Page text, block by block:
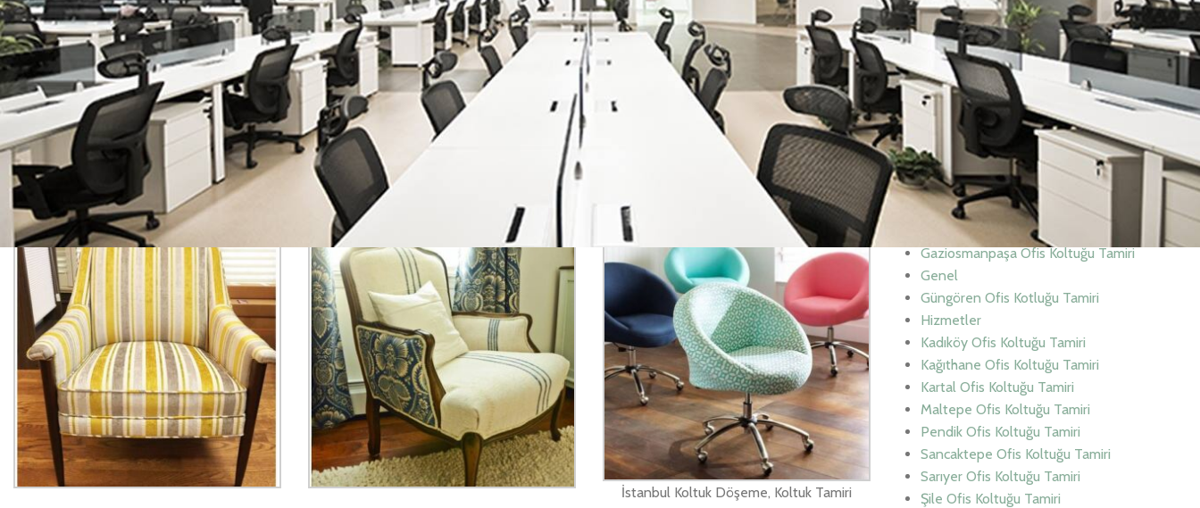
yaptırabilirsiniz. Yaptığımız tüm işlemleri, söz verdiğimiz tarihte ücretsiz nakliye ile teslim ediyoruz.
Ofis koltuk tamiri işleri
Yeşilbağlar Ofis Koltuk Tamiri olarak, ofisinizde ve evinizde kullandığınız yıpranmış, eskimiş, kırılmış ve benzeri durumlardaki koltuk takımlarınızı
yerinizden alıyoruz. Değişiklik yapılması istediğiniz Yeşilbağlar ofis koltuğu tamiri yerlerini dilediğiniz şekilde değiştiriyoruz. Kumaşlarımızdan
beğendiğinizi seçiyorsunuz, değişimini de yaptıktan sonra evinize/işyerinize teslim ediyoruz. Yeşilbağlar ofis koltuk tamiratı yaparak koltuk
takımlarınız ilk aldığınız gün gibi yeni bir görünüme kavuşturuyoruz. Yeşilbağlar ofis koltuğu tamiratı uygulamalarında ücretsiz servis araçlarımız ile
her zaman hizmetinizdeyiz.
İstanbul Koltuk Döşeme, Koltuk Tamiri
Beşiktaş Ofis Koltuğu Tamiri
Beykoz Ofis Koltuğu Tamiri
Beylikdüzü Ofis Koltuğu Tamiri
Beyoğlu Ofis Koltuğu Tamiri
Bölgeler
Büyükçekmece Ofis Koltuğu Tamiri
Çatalca Ofis Koltuğu Tamiri
Çekmeköy Ofis Koltuğu Tamiri
Esenler Ofis Koltuğu Tamiri
Eyüp Ofis Koltuğu Tamiri
Fatih Ofis Koltuğu Tamiri
Gaziosmanpaşa Ofis Koltuğu Tamiri
Genel
Güngören Ofis Kotluğu Tamiri
Hizmetler
Kadıköy Ofis Koltuğu Tamiri
Kağıthane Ofis Koltuğu Tamiri
Kartal Ofis Koltuğu Tamiri
Maltepe Ofis Koltuğu Tamiri
Pendik Ofis Koltuğu Tamiri
Sancaktepe Ofis Koltuğu Tamiri
Sarıyer Ofis Koltuğu Tamiri
Şile Ofis Koltuğu Tamiri